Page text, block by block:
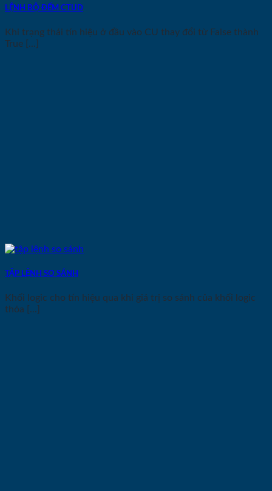
LỆNH BỘ ĐẾM CTUD
Khi trạng thái tín hiệu ở đầu vào CU thay đổi từ False thành
True [...]
TẬP LỆNH SO SÁNH
Khối logic cho tín hiệu qua khi giá trị so sánh của khối logic
thỏa [...]